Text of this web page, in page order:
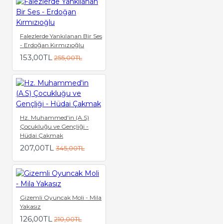
Falezlerde Yankılanan Bir Ses
- Erdoğan Kırmızıoğlu
153,00TL 255,00TL
Hz. Muhammed'in (A.S)
Çocukluğu ve Gençliği -
Hüdai Çakmak
207,00TL 345,00TL
Gizemli Oyuncak Moli - Mila
Yakasız
126,00TL 210,00TL